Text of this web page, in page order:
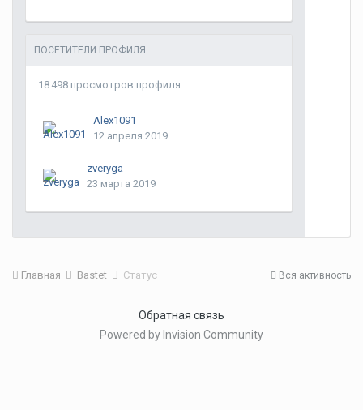
ПОСЕТИТЕЛИ ПРОФИЛЯ
18 498 просмотров профиля
Alex1091
12 апреля 2019
zveryga
23 марта 2019
Вся активность
Главная Bastet Статус
Обратная связь
Powered by Invision Community